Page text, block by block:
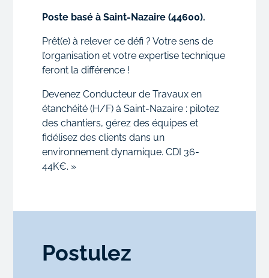
Poste basé à Saint-Nazaire (44600).
Prêt(e) à relever ce défi ? Votre sens de
l’organisation et votre expertise technique
feront la différence !
Devenez Conducteur de Travaux en
étanchéité (H/F) à Saint-Nazaire : pilotez
des chantiers, gérez des équipes et
fidélisez des clients dans un
environnement dynamique. CDI 36-
44K€. »
Postulez